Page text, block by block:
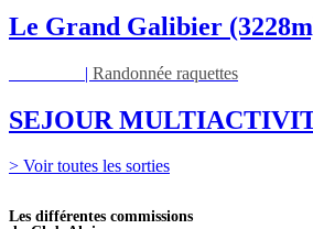
Le Grand Galibier
| Randonnée raquettes
SEJOUR
> Voir toutes les sorties
Les différentes commissions